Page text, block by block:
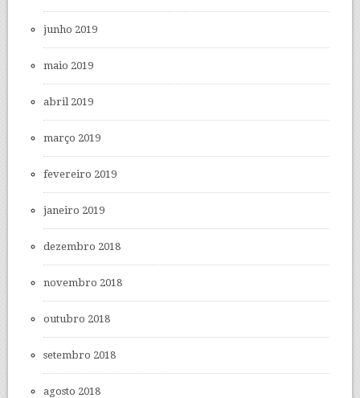
junho 2019
maio 2019
abril 2019
março 2019
fevereiro 2019
janeiro 2019
dezembro 2018
novembro 2018
outubro 2018
setembro 2018
agosto 2018